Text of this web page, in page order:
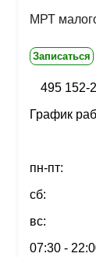
МРТ
Записаться
495 152-
График
пн-пт:
сб:
вс:
07:30 -